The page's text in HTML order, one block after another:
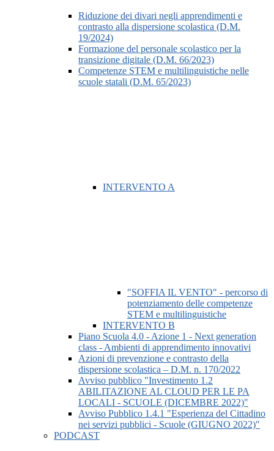
Riduzione dei divari negli apprendimenti e
contrasto alla dispersione scolastica (D.M.
19/2024)
Formazione del personale scolastico per la
transizione digitale (D.M. 66/2023)
Competenze STEM e multilinguistiche nelle
scuole statali (D.M. 65/2023)
INTERVENTO A
"SOFFIA IL VENTO" - percorso di
potenziamento delle competenze
STEM e multilinguistiche
INTERVENTO B
Piano Scuola 4.0 - Azione 1 - Next generation
class - Ambienti di apprendimento innovativi
Azioni di prevenzione e contrasto della
dispersione scolastica – D.M. n. 170/2022
Avviso pubblico "Investimento 1.2
ABILITAZIONE AL CLOUD PER LE PA
LOCALI - SCUOLE (DICEMBRE 2022)"
Avviso Pubblico 1.4.1 "Esperienza del Cittadino
nei servizi pubblici - Scuole (GIUGNO 2022)"
PODCAST